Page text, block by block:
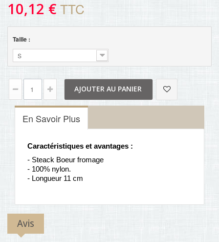
10,12 € TTC
Taille :
S
AJOUTER AU PANIER
En Savoir Plus
Caractéristiques et avantages :
- Steack Boeur fromage
- 100% nylon.
- Longueur 11 cm
Avis